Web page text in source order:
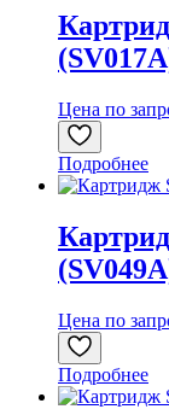
Цена по
Подробнее
Цена по
Подробнее